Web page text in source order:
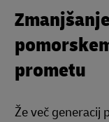
prometu
Že več generacij